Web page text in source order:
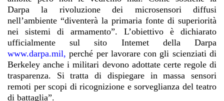
Darpa la rivoluzione dei microsensori diffusi
nell’ambiente “diventerà la primaria fonte di superiorità
nei sistemi di armamento”. L’obiettivo è dichiarato
ufficialmente sul sito Intemet della Darpa
www.darpa.mil, perché per lavorare con gli scienziati di
Berkeley anche i militari devono adottate certe regole di
trasparenza. Si tratta di dispiegare in massa sensori
remoti per scopi di ricognizione e sorveglianza del teatro
di battaglia”.